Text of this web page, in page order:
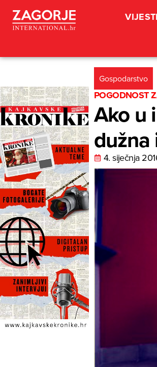
VIJESTI
Gospodarstvo
POGODNOST
Ako u
4. siječnja